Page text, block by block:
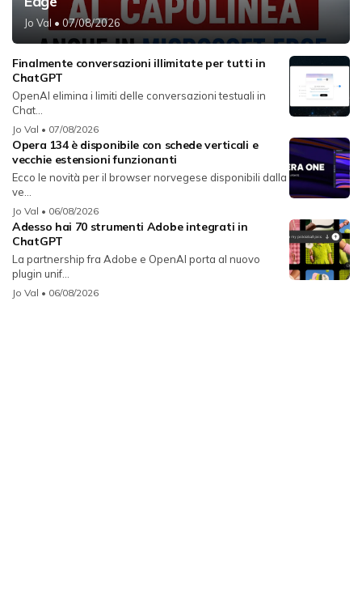
Jo Val • 07/08/2026
Finalmente conversazioni illimitate per tutti in
ChatGPT
OpenAI elimina i limiti delle conversazioni testuali in
Chat...
Jo Val • 07/08/2026
Opera 134 è disponibile con schede verticali e
vecchie estensioni funzionanti
Ecco le novità per il browser norvegese disponibili dalla
ve...
Jo Val • 06/08/2026
Adesso hai 70 strumenti Adobe integrati in
ChatGPT
La partnership fra Adobe e OpenAI porta al nuovo
plugin unif...
Jo Val • 06/08/2026